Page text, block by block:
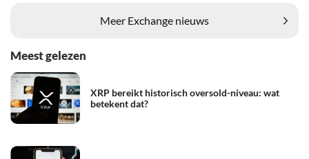
Meer Exchange nieuws
Meest gelezen
XRP bereikt historisch oversold-niveau: wat
betekent dat?